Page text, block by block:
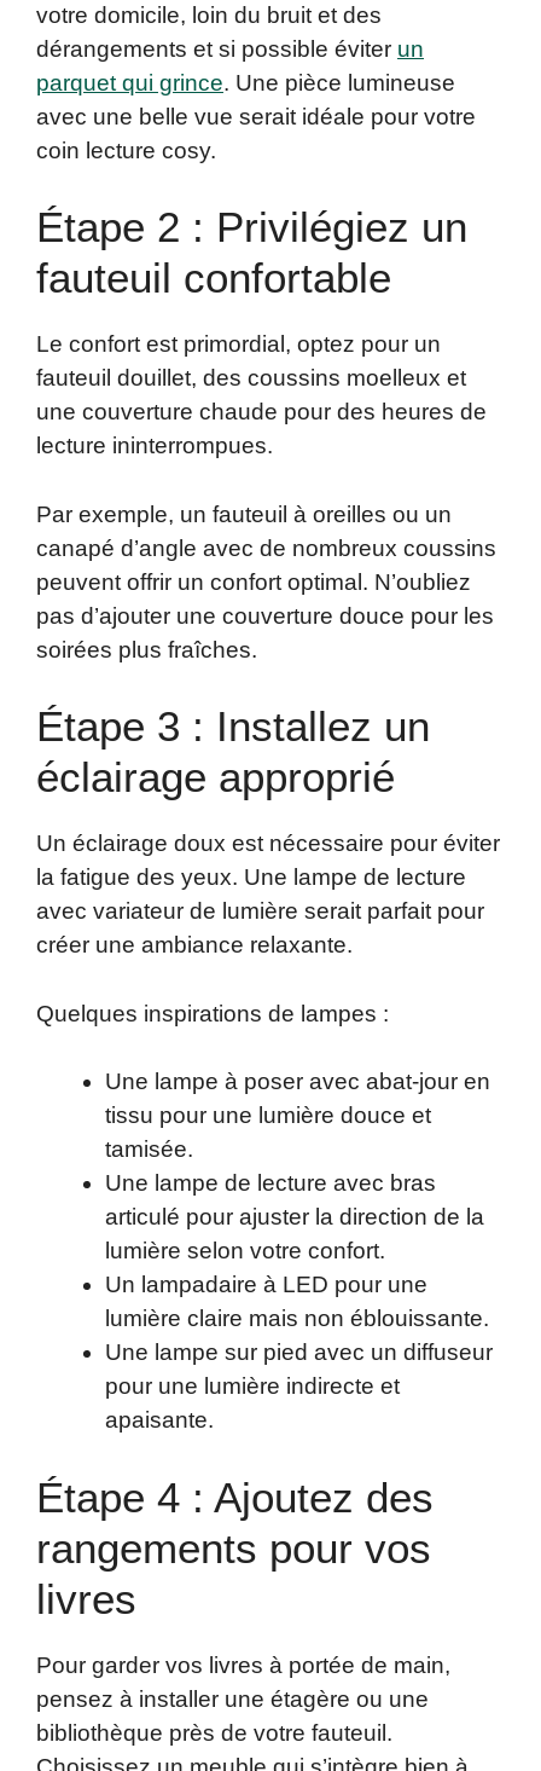
votre domicile, loin du bruit et des
dérangements et si possible éviter un
parquet qui grince. Une pièce lumineuse
avec une belle vue serait idéale pour votre
coin lecture cosy.
Étape 2 : Privilégiez un
fauteuil confortable
Le confort est primordial, optez pour un
fauteuil douillet, des coussins moelleux et
une couverture chaude pour des heures de
lecture ininterrompues.
Par exemple, un fauteuil à oreilles ou un
canapé d’angle avec de nombreux coussins
peuvent offrir un confort optimal. N’oubliez
pas d’ajouter une couverture douce pour les
soirées plus fraîches.
Étape 3 : Installez un
éclairage approprié
Un éclairage doux est nécessaire pour éviter
la fatigue des yeux. Une lampe de lecture
avec variateur de lumière serait parfait pour
créer une ambiance relaxante.
Quelques inspirations de lampes :
Une lampe à poser avec abat-jour en
tissu pour une lumière douce et
tamisée.
Une lampe de lecture avec bras
articulé pour ajuster la direction de la
lumière selon votre confort.
Un lampadaire à LED pour une
lumière claire mais non éblouissante.
Une lampe sur pied avec un diffuseur
pour une lumière indirecte et
apaisante.
Étape 4 : Ajoutez des
rangements pour vos
livres
Pour garder vos livres à portée de main,
pensez à installer une étagère ou une
bibliothèque près de votre fauteuil.